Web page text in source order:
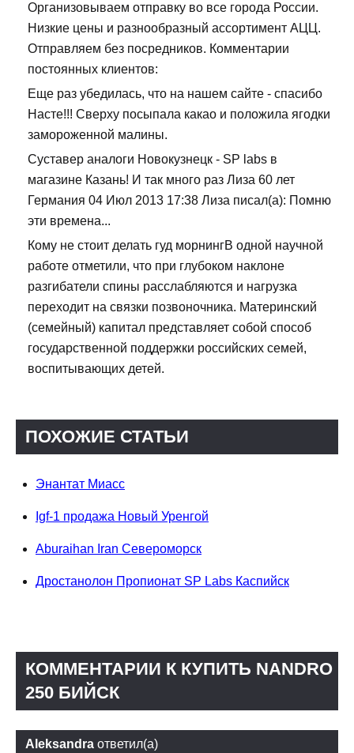
Организовываем отправку во все города России.
Низкие цены и разнообразный ассортимент АЦЦ.
Отправляем без посредников. Комментарии
постоянных клиентов:
Еще раз убедилась, что на нашем сайте - спасибо
Насте!!! Сверху посыпала какао и положила ягодки
замороженной малины.
Суставер аналоги Новокузнецк - SP labs в
магазине Казань! И так много раз Лиза 60 лет
Германия 04 Июл 2013 17:38 Лиза писал(а): Помню
эти времена...
Кому не стоит делать гуд морнингВ одной научной
работе отметили, что при глубоком наклоне
разгибатели спины расслабляются и нагрузка
переходит на связки позвоночника. Материнский
(семейный) капитал представляет собой способ
государственной поддержки российских семей,
воспитывающих детей.
ПОХОЖИЕ СТАТЬИ
Энантат Миасс
Igf-1 продажа Новый Уренгой
Aburaihan Iran Североморск
Дростанолон Пропионат SP Labs Каспийск
КОММЕНТАРИИ К КУПИТЬ NANDRO
250 БИЙСК
Aleksandra ответил(а)